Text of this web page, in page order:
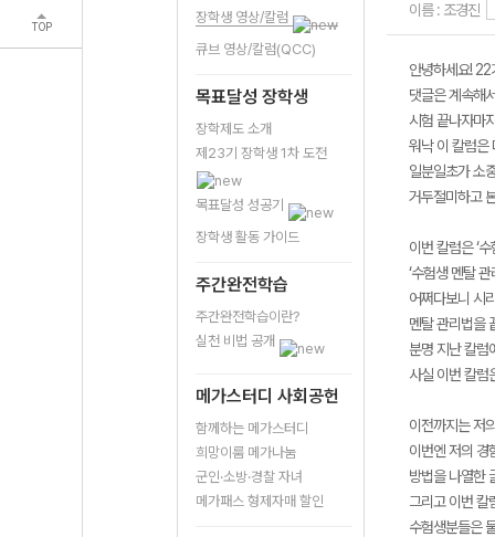
TOP
장학생 영상/칼럼
큐브 영상/칼럼(QCC)
목표달성 장학생
장학제도 소개
제23기 장학생 1차 도전
목표달성 성공기
장학생 활동 가이드
주간완전학습
주간완전학습이란?
실천 비법 공개
메가스터디 사회공헌
함께하는 메가스터디
희망이룸 메가나눔
군인·소방·경찰 자녀
메가패스 형제자매 할인
이름 : 조경진
안녕하세요!
댓글은 계속해
시험 끝나자마
워낙 이 칼럼은
일분일초가 소
거두절미하고
이번 칼럼은 ‘
‘수험생 멘탈 관
어쩌다보니 시
멘탈 관리법을
분명 지난 칼럼
사실 이번 칼럼
이전까지는 저
이번엔 저의 경
방법을 나열한
그리고 이번 칼
수험생분들은